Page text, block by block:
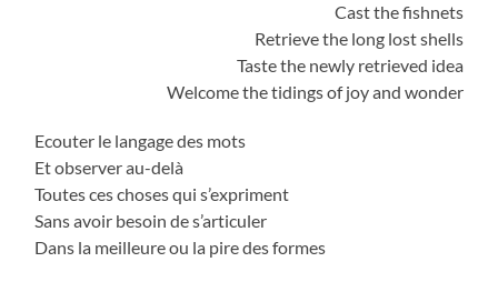
Cast the fishnets
Retrieve the long lost shells
Taste the newly retrieved idea
Welcome the tidings of joy and wonder
Ecouter le langage des mots
Et observer au-delà
Toutes ces choses qui s’expriment
Sans avoir besoin de s’articuler
Dans la meilleure ou la pire des formes